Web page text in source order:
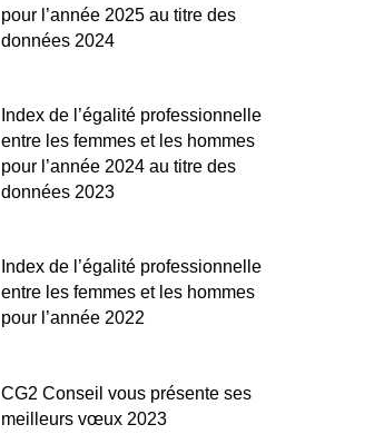
pour l’année 2025 au titre des
données 2024
Index de l’égalité professionnelle
entre les femmes et les hommes
pour l’année 2024 au titre des
données 2023
Index de l’égalité professionnelle
entre les femmes et les hommes
pour l’année 2022
CG2 Conseil vous présente ses
meilleurs vœux 2023